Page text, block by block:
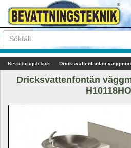
Bevattningsteknik Dricksvattenfontän
Dricksvattenfontän
H10118HO